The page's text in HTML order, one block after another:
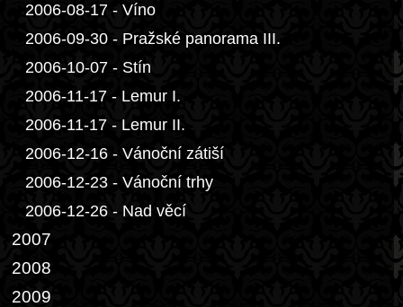
2006-08-17 - Víno
2006-09-30 - Pražské panorama III.
2006-10-07 - Stín
2006-11-17 - Lemur I.
2006-11-17 - Lemur II.
2006-12-16 - Vánoční zátiší
2006-12-23 - Vánoční trhy
2006-12-26 - Nad věcí
2007
2008
2009